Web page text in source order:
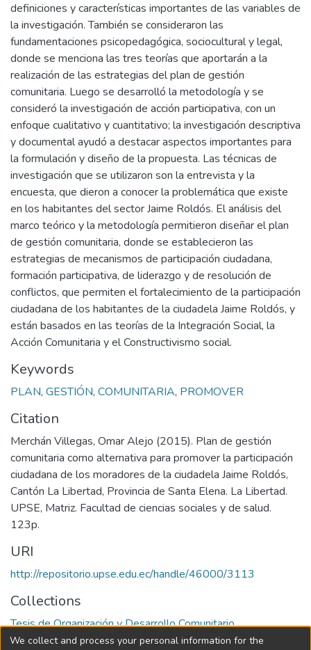
definiciones y características importantes de las variables de
la investigación. También se consideraron las
fundamentaciones psicopedagógica, sociocultural y legal,
donde se menciona las tres teorías que aportarán a la
realización de las estrategias del plan de gestión
comunitaria. Luego se desarrolló la metodología y se
consideró la investigación de acción participativa, con un
enfoque cualitativo y cuantitativo; la investigación descriptiva
y documental ayudó a destacar aspectos importantes para
la formulación y diseño de la propuesta. Las técnicas de
investigación que se utilizaron son la entrevista y la
encuesta, que dieron a conocer la problemática que existe
en los habitantes del sector Jaime Roldós. El análisis del
marco teórico y la metodología permitieron diseñar el plan
de gestión comunitaria, donde se establecieron las
estrategias de mecanismos de participación ciudadana,
formación participativa, de liderazgo y de resolución de
conflictos, que permiten el fortalecimiento de la participación
ciudadana de los habitantes de la ciudadela Jaime Roldós, y
están basados en las teorías de la Integración Social, la
Acción Comunitaria y el Constructivismo social.
Keywords
PLAN, GESTIÓN, COMUNITARIA, PROMOVER
Citation
Merchán Villegas, Omar Alejo (2015). Plan de gestión
comunitaria como alternativa para promover la participación
ciudadana de los moradores de la ciudadela Jaime Roldós,
Cantón La Libertad, Provincia de Santa Elena. La Libertad.
UPSE, Matriz. Facultad de ciencias sociales y de salud.
123p.
URI
http://repositorio.upse.edu.ec/handle/46000/3113
Collections
Tesis de Organización y Desarrollo Comunitario
We collect and process your personal information for the